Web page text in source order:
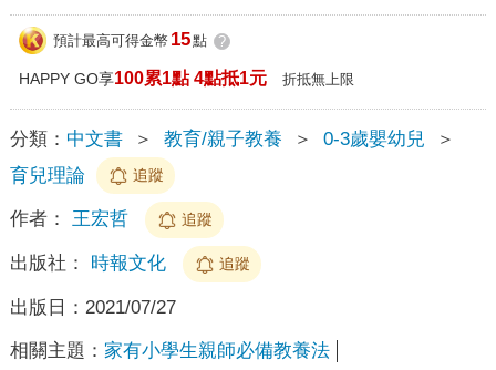
預計最高可得金幣 15點 ?
HAPPY GO享100累1點 4點抵1元 折抵無上限
分類： 中文書 ＞ 教育/親子教養 ＞ 0-3歲嬰幼兒
＞
育兒理論
追蹤
作者： 王宏哲 追蹤
出版社： 時報文化 追蹤
出版日： 2021/07/27
相關主題： 家有小學生親師必備教養法